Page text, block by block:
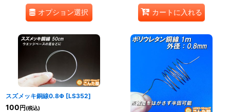
オプション選択 カートに入れる
スズメッキ銅線0.8Φ [LS352]
100円(税込)